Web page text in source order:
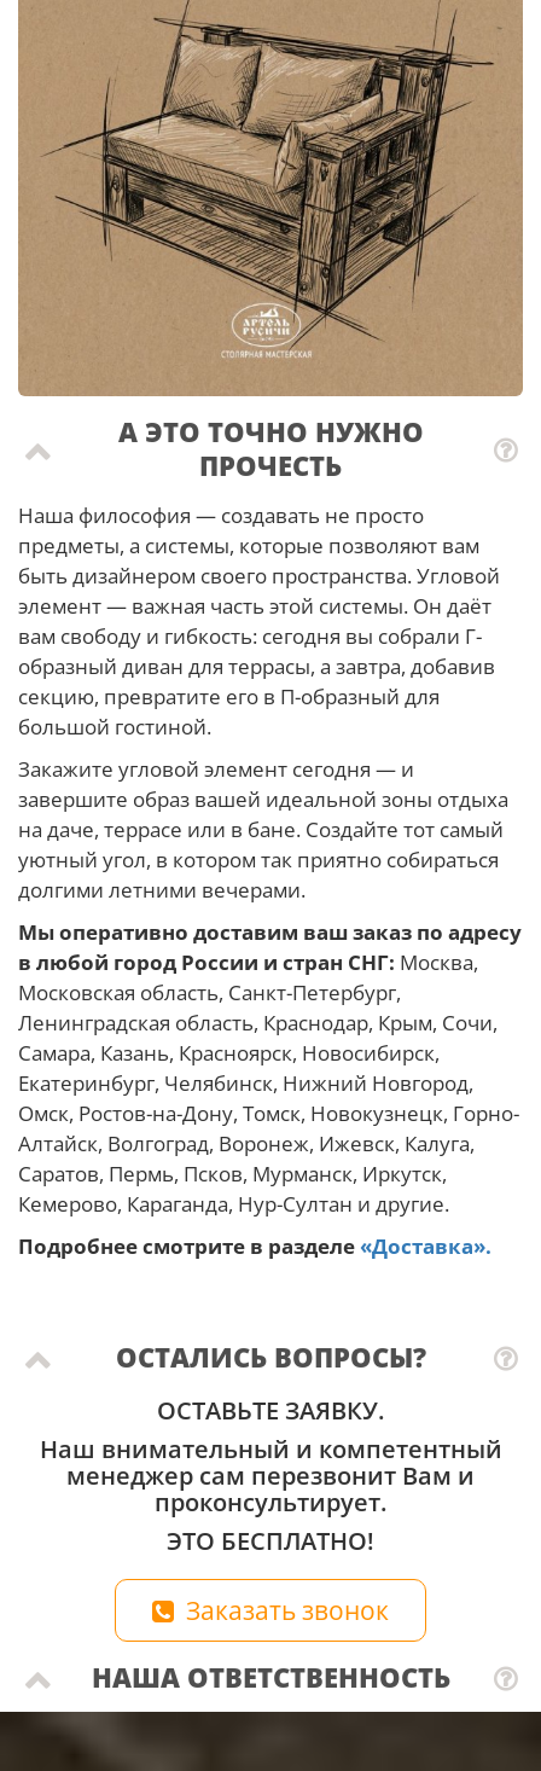
А ЭТО ТОЧНО НУЖНО
ПРОЧЕСТЬ
Наша философия — создавать не просто
предметы, а системы, которые позволяют вам
быть дизайнером своего пространства. Угловой
элемент — важная часть этой системы. Он даёт
вам свободу и гибкость: сегодня вы собрали Г-
образный диван для террасы, а завтра, добавив
секцию, превратите его в П-образный для
большой гостиной.
Закажите угловой элемент сегодня — и
завершите образ вашей идеальной зоны отдыха
на даче, террасе или в бане. Создайте тот самый
уютный угол, в котором так приятно собираться
долгими летними вечерами.
Мы оперативно доставим ваш заказ по адресу
в любой город России и стран СНГ: Москва,
Московская область, Санкт-Петербург,
Ленинградская область, Краснодар, Крым, Сочи,
Самара, Казань, Красноярск, Новосибирск,
Екатеринбург, Челябинск, Нижний Новгород,
Омск, Ростов-на-Дону, Томск, Новокузнецк, Горно-
Алтайск, Волгоград, Воронеж, Ижевск, Калуга,
Саратов, Пермь, Псков, Мурманск, Иркутск,
Кемерово, Караганда, Нур-Султан и другие.
Подробнее смотрите в разделе «Доставка».
ОСТАЛИСЬ ВОПРОСЫ?
ОСТАВЬТЕ ЗАЯВКУ.
Наш внимательный и компетентный
менеджер сам перезвонит Вам и
проконсультирует.
ЭТО БЕСПЛАТНО!
Заказать звонок
НАША ОТВЕТСТВЕННОСТЬ